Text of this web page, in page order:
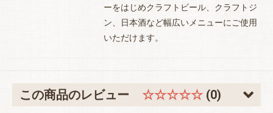
ーをはじめクラフトビール、クラフトジ
ン、日本酒など幅広いメニューにご使用
いただけます。
この商品のレビュー ☆☆☆☆☆ (0)